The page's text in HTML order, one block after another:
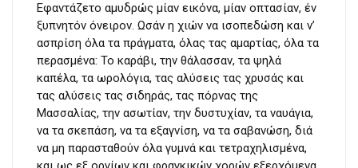
Εφαντάζετο αμυδρώς μίαν εικόνα, μίαν οπτασίαν, έν
ξυπνητόν όνειρον. Ωσάν η χιών να ισοπεδώση και ν’
ασπρίση όλα τα πράγματα, όλας τας αμαρτίας, όλα τα
περασμένα: Το καράβι, την θάλασσαν, τα ψηλά
καπέλα, τα ωρολόγια, τας αλύσεις τας χρυσάς και
τας αλύσεις τας σιδηράς, τας πόρνας της
Μασσαλίας, την ασωτίαν, την δυστυχίαν, τα ναυάγια,
να τα σκεπάση, να τα εξαγνίση, να τα σαβανώση, διά
να μη παρασταθούν όλα γυμνά και τετραχηλισμένα,